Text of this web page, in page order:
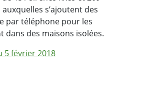
s’ajoutent des
par téléphone pour les
dans des maisons isolées.
5 février 2018